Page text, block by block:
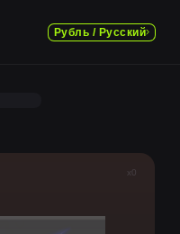
Рубль / Русский
x0